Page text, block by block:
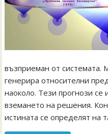
възприеман от системата.
генерира относителни
наоколо. Тези прогнози се
вземането на решения.
истината се определят на